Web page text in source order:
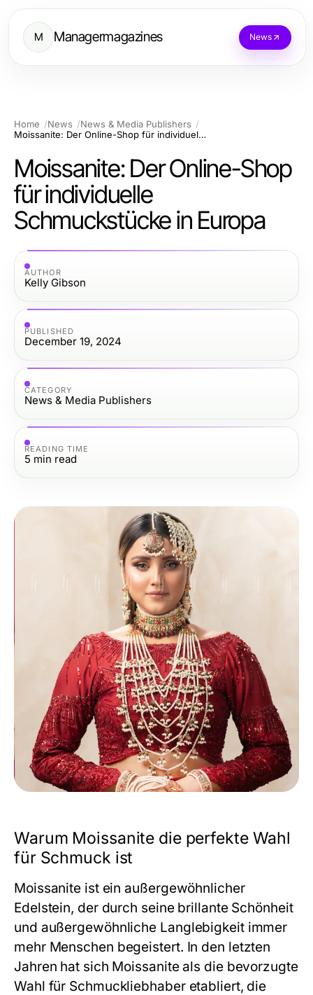
M Managermagazines News
Home News
News & Media Publishers
Moissanite: Der Online-Shop für individuelle Schmuckstücke in Europa
Moissanite: Der Online-Shop
für individuelle
Schmuckstücke in Europa
AUTHOR
Kelly Gibson
PUBLISHED
December 19, 2024
CATEGORY
News & Media Publishers
READING TIME
5 min read
Warum Moissanite die perfekte Wahl
für Schmuck ist
Moissanite ist ein außergewöhnlicher
Edelstein, der durch seine brillante Schönheit
und außergewöhnliche Langlebigkeit immer
mehr Menschen begeistert. In den letzten
Jahren hat sich Moissanite als die bevorzugte
Wahl für Schmuckliebhaber etabliert, die